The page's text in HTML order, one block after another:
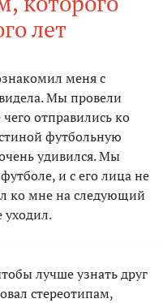
лет
меня с
Мы провели
отправились ко
футбольную
удивился. Мы
и с его лица не
ко мне на следующий
уходил.
лучше узнать друг
стереотипам,